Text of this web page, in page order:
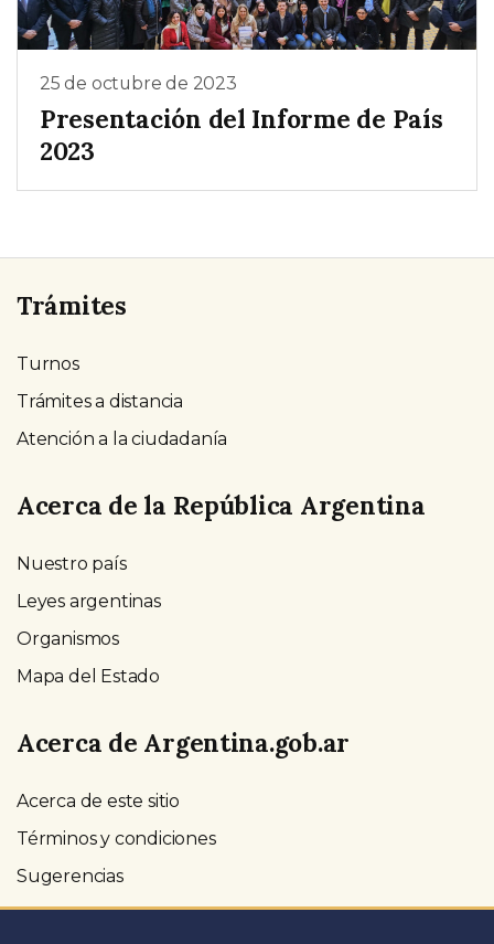
25 de octubre de 2023
Presentación del Informe de País
2023
Trámites
Turnos
Trámites a distancia
Atención a la ciudadanía
Acerca de la República Argentina
Nuestro país
Leyes argentinas
Organismos
Mapa del Estado
Acerca de Argentina.gob.ar
Acerca de este sitio
Términos y condiciones
Sugerencias